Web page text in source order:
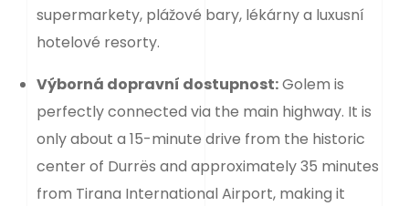
supermarkety, plážové bary, lékárny a luxusní
hotelové resorty.
Výborná dopravní dostupnost:Golem is
perfectly connected via the main highway. It is
only about a 15-minute drive from the historic
center of Durrës and approximately 35 minutes
from Tirana International Airport, making it